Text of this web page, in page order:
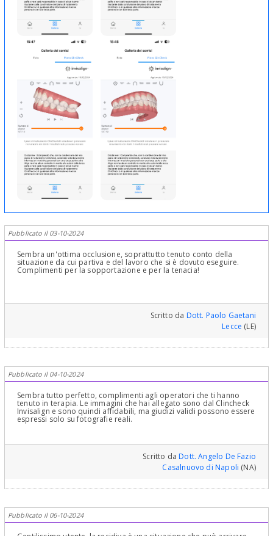
Pubblicato il 03-10-2024
Sembra un'ottima occlusione, soprattutto tenuto conto della
situazione da cui partiva e del lavoro che si è dovuto eseguire.
Complimenti per la sopportazione e per la tenacia!
Scritto da Dott. Paolo Gaetani
Lecce (LE)
Pubblicato il 04-10-2024
Sembra tutto perfetto, complimenti agli operatori che ti hanno
tenuto in terapia. Le immagini che hai allegato sono dal Clincheck
Invisalign e sono quindi affidabili, ma giudizi validi possono essere
espressi solo su fotografie reali.
Scritto daDott. Angelo De Fazio
Casalnuovo di Napoli (NA)
Pubblicato il 06-10-2024